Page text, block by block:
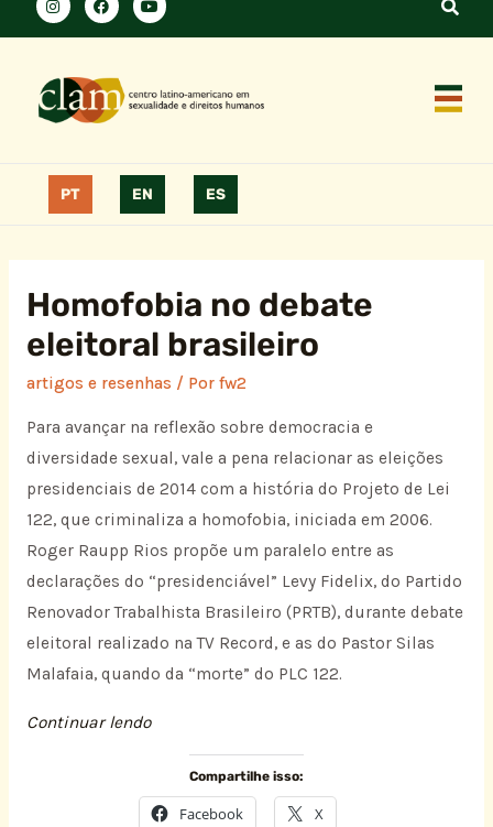
PT EN ES
Homofobia no debate
eleitoral brasileiro
artigos e resenhas / Por fw2
Para avançar na reflexão sobre democracia e
diversidade sexual, vale a pena relacionar as eleições
presidenciais de 2014 com a história do Projeto de Lei
122, que criminaliza a homofobia, iniciada em 2006.
Roger Raupp Rios propõe um paralelo entre as
declarações do “presidenciável” Levy Fidelix, do Partido
Renovador Trabalhista Brasileiro (PRTB), durante debate
eleitoral realizado na TV Record, e as do Pastor Silas
Malafaia, quando da “morte” do PLC 122.
Continuar lendo
Compartilhe isso:
Facebook X